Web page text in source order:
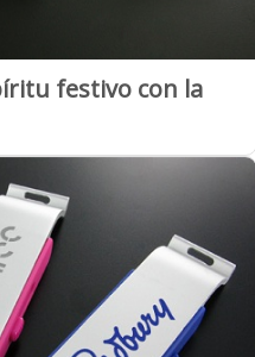
festivo con la